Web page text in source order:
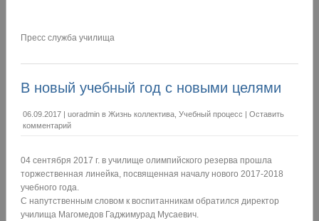
Пресс служба училища
В новый учебный год с новыми целями
06.09.2017 | uoradmin в Жизнь коллектива Учебный процесс | Оставить
комментарий
04 сентября 2017 г. в училище олимпийского резерва прошла
торжественная линейка, посвященная началу нового 2017-2018
учебного года.
С напутственным словом к воспитанникам обратился директор
училища Магомедов Гаджимурад Мусаевич.